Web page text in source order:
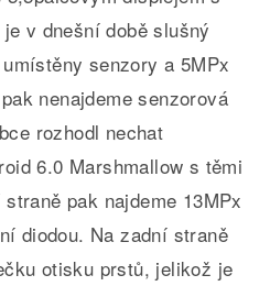
v dnešní době slušný
senzory a 5MPx
nenajdeme senzorová
rozhodl nechat
6.0 Marshmallow s těmi
pak najdeme 13MPx
diodou. Na zadní straně
otisku prstů, jelikož je